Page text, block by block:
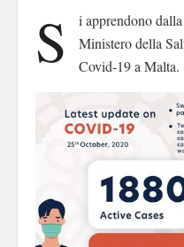
S
i apprendono
Ministero della
Covid-19 a Malta.